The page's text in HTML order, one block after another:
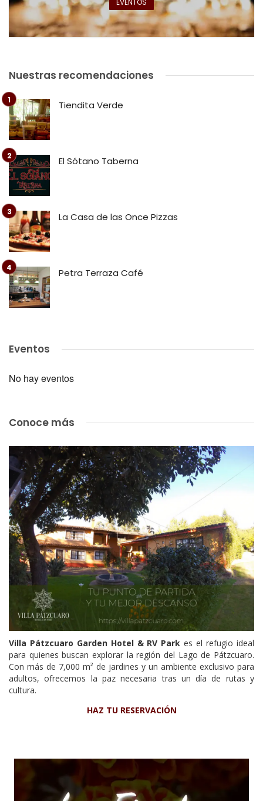
EVENTOS
Nuestras recomendaciones
Tiendita Verde
El Sótano Taberna
La Casa de las Once Pizzas
Petra Terraza Café
Eventos
No hay eventos
Conoce más
Villa Pátzcuaro Garden Hotel & RV Park es el refugio ideal
para quienes buscan explorar la región del Lago de Pátzcuaro.
Con más de 7,000 m² de jardines y un ambiente exclusivo para
adultos, ofrecemos la paz necesaria tras un día de rutas y
cultura.
HAZ TU RESERVACIÓN